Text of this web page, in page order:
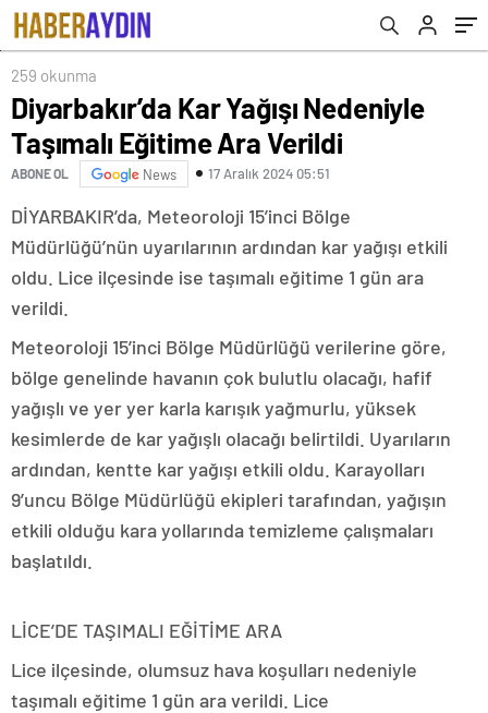
259 okunma
Diyarbakır’da Kar Yağışı Nedeniyle
Taşımalı Eğitime Ara Verildi
ABONE OL News 17 Aralık 2024 05:51
DİYARBAKIR’da, Meteoroloji 15’inci Bölge
Müdürlüğü’nün uyarılarının ardından kar yağışı etkili
oldu. Lice ilçesinde ise taşımalı eğitime 1 gün ara
verildi.
Meteoroloji 15’inci Bölge Müdürlüğü verilerine göre,
bölge genelinde havanın çok bulutlu olacağı, hafif
yağışlı ve yer yer karla karışık yağmurlu, yüksek
kesimlerde de kar yağışlı olacağı belirtildi. Uyarıların
ardından, kentte kar yağışı etkili oldu. Karayolları
9’uncu Bölge Müdürlüğü ekipleri tarafından, yağışın
etkili olduğu kara yollarında temizleme çalışmaları
başlatıldı.
LİCE’DE TAŞIMALI EĞİTİME ARA
Lice ilçesinde, olumsuz hava koşulları nedeniyle
taşımalı eğitime 1 gün ara verildi. Lice